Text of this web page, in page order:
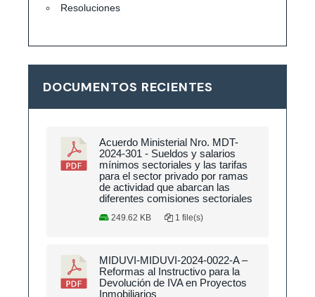
Resoluciones
DOCUMENTOS RECIENTES
Acuerdo Ministerial Nro. MDT-
2024-301 - Sueldos y salarios
mínimos sectoriales y las tarifas
para el sector privado por ramas
de actividad que abarcan las
diferentes comisiones sectoriales
249.62 KB 1 file(s)
MIDUVI-MIDUVI-2024-0022-A –
Reformas al Instructivo para la
Devolución de IVA en Proyectos
Inmobiliarios